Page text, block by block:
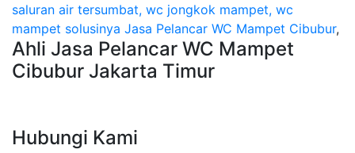
saluran air tersumbat, wc jongkok mampet, wc
mampet solusinya Jasa Pelancar WC Mampet Cibubur,
Ahli Jasa Pelancar WC Mampet
Cibubur Jakarta Timur
Hubungi Kami